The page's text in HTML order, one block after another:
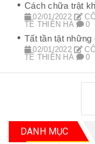
Cách chữa trật
02/01/2022
TẾ THIÊN HÀ
0
Tất tần tật những
02/01/2022
TẾ THIÊN HÀ
0
DANH MỤC